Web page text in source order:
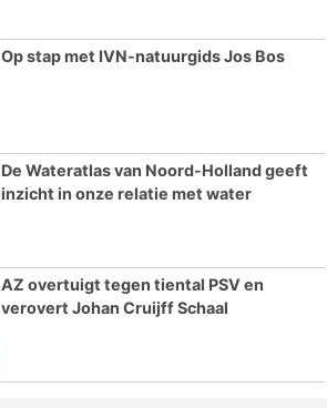
Op stap met IVN-natuurgids Jos Bos
De Wateratlas van Noord-Holland geeft
inzicht in onze relatie met water
AZ overtuigt tegen tiental PSV en
verovert Johan Cruijff Schaal